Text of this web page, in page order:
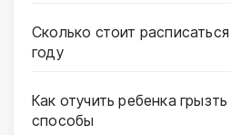
Сколько стоит
году
Как отучить ребенка
способы